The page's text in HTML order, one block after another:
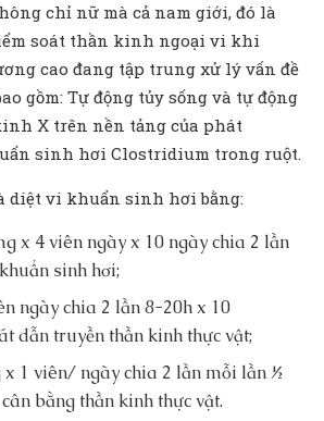
chỉ nữ mà cả nam giới, đó là
soát thần kinh ngoại vi khi
cao đang tập trung xử lý vấn đề
gồm: Tự động tủy sống và tự động
X trên nền tảng của phát
sinh hơi Clostridium trong ruột.
diệt vi khuẩn sinh hơi bằng:
x 4 viên ngày x 10 ngày chia 2 lần
sinh hơi;
ngày chia 2 lần 8-20h x 10
dẫn truyền thần kinh thực vật;
x 1 viên/ ngày chia 2 lần mỗi lần ½
bằng thần kinh thực vật.